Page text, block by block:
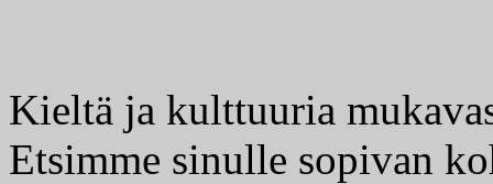
Kieltä ja kulttuuria
Etsimme sinulle sopivan